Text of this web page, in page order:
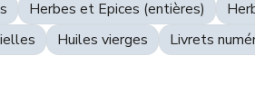
Herbes et Epices (entières)
Huiles vierges Livrets